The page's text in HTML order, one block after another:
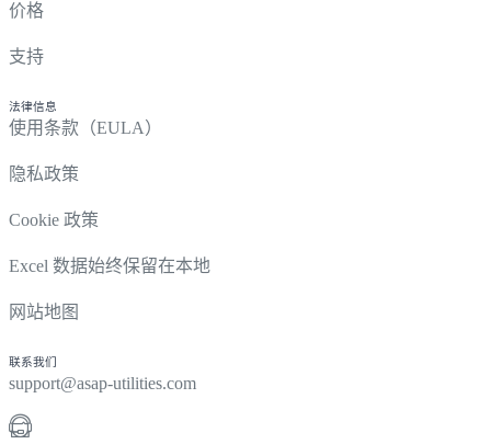
价格
支持
法律信息
使用条款（EULA）
隐私政策
Cookie 政策
Excel 数据始终保留在本地
网站地图
联系我们
support@asap-utilities.com